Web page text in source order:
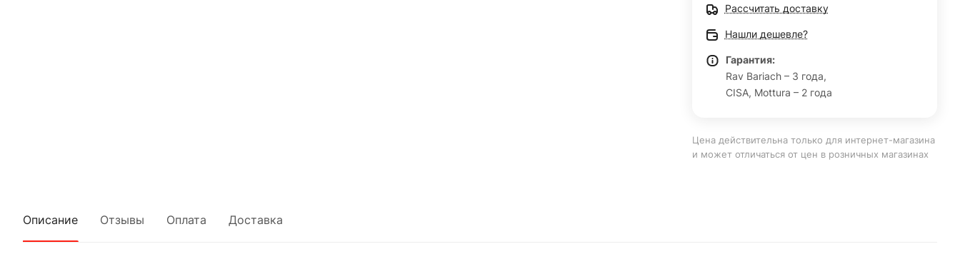
Рассчитать доставку
Нашли дешевле?
Гарантия:
Rav Bariach – 3 года,
CISA, Mottura – 2 года
Цена действительна только для интернет-магазина
и может отличаться от цен в розничных магазинах
Описание Отзывы Оплата Доставка